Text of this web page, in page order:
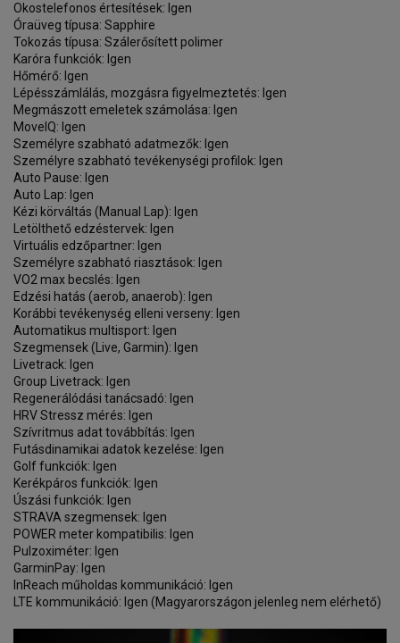
Okostelefonos értesítések: Igen
Óraüveg típusa: Sapphire
Tokozás típusa: Szálerősített polimer
Karóra funkciók: Igen
Hőmérő: Igen
Lépésszámlálás, mozgásra figyelmeztetés: Igen
Megmászott emeletek számolása: Igen
MoveIQ: Igen
Személyre szabható adatmezők: Igen
Személyre szabható tevékenységi profilok: Igen
Auto Pause: Igen
Auto Lap: Igen
Kézi körváltás (Manual Lap): Igen
Letölthető edzéstervek: Igen
Virtuális edzőpartner: Igen
Személyre szabható riasztások: Igen
VO2 max becslés: Igen
Edzési hatás (aerob, anaerob): Igen
Korábbi tevékenység elleni verseny: Igen
Automatikus multisport: Igen
Szegmensek (Live, Garmin): Igen
Livetrack: Igen
Group Livetrack: Igen
Regenerálódási tanácsadó: Igen
HRV Stressz mérés: Igen
Szívritmus adat továbbítás: Igen
Futásdinamikai adatok kezelése: Igen
Golf funkciók: Igen
Kerékpáros funkciók: Igen
Úszási funkciók: Igen
STRAVA szegmensek: Igen
POWER meter kompatibilis: Igen
Pulzoximéter: Igen
GarminPay: Igen
InReach műholdas kommunikáció: Igen
LTE kommunikáció: Igen (Magyarországon jelenleg nem elérhető)